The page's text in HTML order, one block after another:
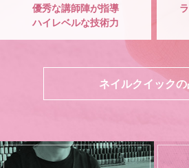
優秀な講師陣が指導
ハイレベルな技術力
ネイルクイック